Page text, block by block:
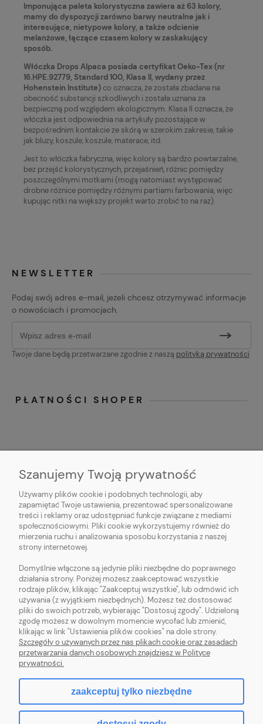
Imponująca paleta kolorystyczna zawiera aż 63 kolory,
mamy do dyspozycji zarówno barwy neutralne jak i
interesujące, nietypowe kolory, a także odcienie
melanżowe, łączące czasem kolory w zaskakujący
sposób.
Włóczka Drops Alpaca posiada certyfikat Oeko-Tex (nr
16.HPE.92779, Standard 100, Klasa II, wydany przez
Hohenstein Institute)co oznacza, żezostała zbadana na
obecność substancji szkodliwych i została uznana za
bezpieczną pod względem ekologicznym. Klasa II oznacza, że
włóczka jest odpowiednia na artykuły pozostające w
bezpośrednim kontakcie ze skórą w szerokim zakresie, takie
jak bluzy, koszule, koszule, materace, itd.
Jest to włóczka fabryczna, więc kolory są bardzo powtarzalne,
bez przejść kolorystycznych, przejaśnień, różnic pomiędzy
poszczególnymi motkami (mogą natomiast występować
drobne różnice pomiędzy różnymi partiami farbowania, więc
kupując nitki na większy projekt warto zrobić to na raz).
NEWSLETTER
Podaj swój adres e-mail, jeżeli chcesz otrzymywać informacje
o nowościach i promocjach.
Twoje dane będą przetwarzane zgodnie z naszą polityką prywatności
PŁATNOŚCI SHOPER
O NAS
OBSŁUGA KLIENTA
MOJE KONTO
Sklep z włóczką. Internetowa pasmanteria. Włóczki wełniane. Włóczki
bawełniane. Tanie włóczki. Włóczki ręcznie farbowane.
Szanujemy Twoją prywatność
Używamy plików cookie i podobnych technologii, aby
zapamiętać Twoje ustawienia, prezentować spersonalizowane
treści i reklamy oraz udostępniać funkcje związane z mediami
społecznościowymi. Pliki cookie wykorzystujemy również do
mierzenia ruchu i analizowania sposobu korzystania z naszej
strony internetowej.
Domyślnie włączone są jedynie pliki niezbędne do poprawnego
działania strony. Poniżej możesz zaakceptować wszystkie
rodzaje plików, klikając "Zaakceptuj wszystkie", lub odmówić ich
używania (z wyjątkiem niezbędnych). Możesz też dostosować
pliki do swoich potrzeb, wybierając "Dostosuj zgody". Udzieloną
zgodę możesz w dowolnym momencie wycofać lub zmienić,
klikając w link "Ustawienia plików cookies" na dole strony.
Szczegóły o używanych przez nas plikach cookie oraz zasadach
przetwarzania danych osobowych znajdziesz w Polityce
prywatności.
zaakceptuj tylko niezbędne